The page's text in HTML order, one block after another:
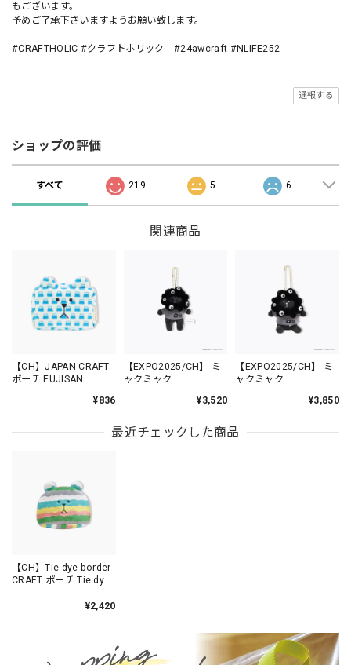
もございます。
予めご了承下さいますようお願い致します。
#CRAFTHOLIC #クラフトホリック #24awcraft #NLIFE252
通報する
ショップの評価
すべて 219 5 6
関連商品
【CH】JAPAN CRAFT
ポーチ FUJISAN
¥836
【EXPO2025/CH】 ミ
ャクミャク
ャクなりきりマスコッ
SLOTH BLACK /
¥3,520
【EXPO2025/CH】 ミ
ャクミャク
ャクなりきりおすわり
シャツver SLOTH
¥3,850
最近チェックした商品
【CH】Tie dye border
CRAFT ポーチ Tie dye
¥2,420